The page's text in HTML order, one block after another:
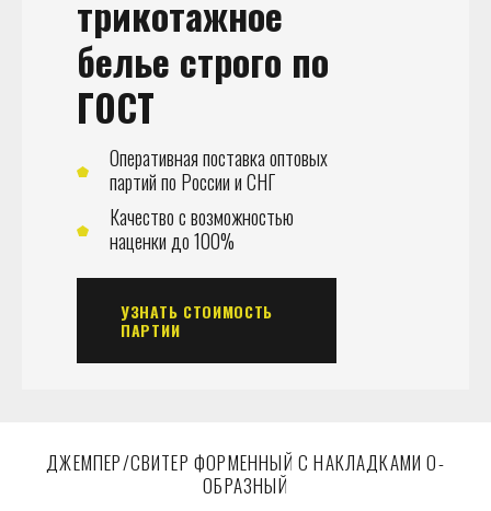
трикотажное
белье строго по
ГОСТ
Оперативная поставка оптовых
партий по России и СНГ
Качество с возможностью
наценки до 100%
УЗНАТЬ СТОИМОСТЬ
ПАРТИИ
ДЖЕМПЕР/СВИТЕР ФОРМЕННЫЙ С НАКЛАДКАМИ О-
ОБРАЗНЫЙ